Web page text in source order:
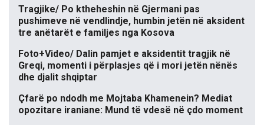
Tragjike/ Po ktheheshin në Gjermani pas
pushimeve në vendlindje, humbin jetën në aksident
tre anëtarët e familjes nga Kosova
Foto+Video/ Dalin pamjet e aksidentit tragjik në
Greqi, momenti i përplasjes që i mori jetën nënës
dhe djalit shqiptar
Çfarë po ndodh me Mojtaba Khamenein? Mediat
opozitare iraniane: Mund të vdesë në çdo moment